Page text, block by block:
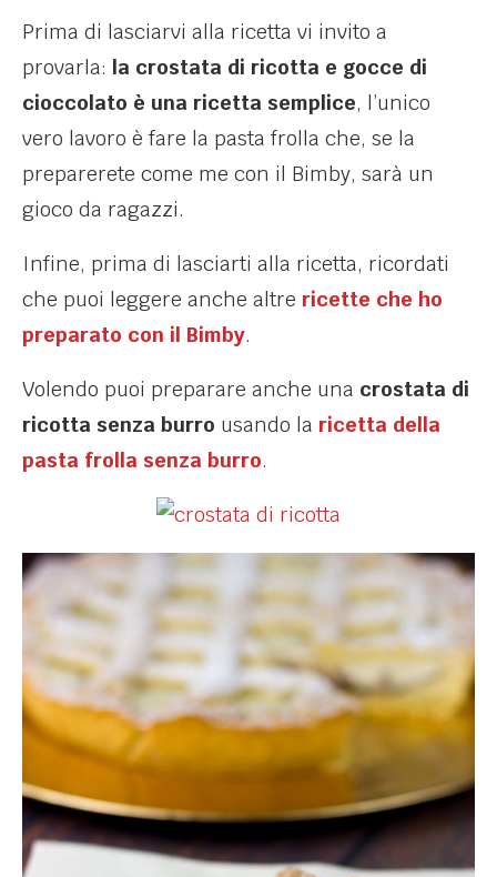
Prima di lasciarvi alla ricetta vi invito a
provarla: la crostata di ricotta e gocce di
cioccolato è una ricetta semplice, l’unico
vero lavoro è fare la pasta frolla che, se la
preparerete come me con il Bimby, sarà un
gioco da ragazzi.
Infine, prima di lasciarti alla ricetta, ricordati
che puoi leggere anche altre ricette che ho
preparato con il Bimby.
Volendo puoi preparare anche una crostata di
ricotta senza burro usando la ricetta della
pasta frolla senza burro.